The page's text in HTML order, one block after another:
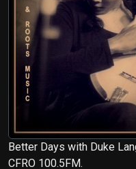
Better Days with Duke
CFRO 100.5FM.